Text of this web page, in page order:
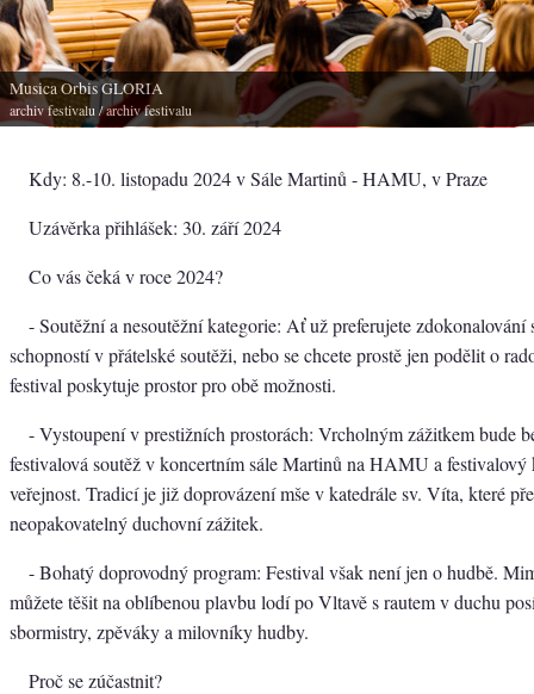
Musica Orbis GLORIA
archiv festivalu / archiv festivalu
Kdy: 8.-10. listopadu 2024 v Sále Martinů - HAMU, v Praze
Uzávěrka přihlášek: 30. září 2024
Co vás čeká v roce 2024?
- Soutěžní a nesoutěžní kategorie: Ať už preferujete zdokonalování
schopností v přátelské soutěži, nebo se chcete prostě jen podělit o
festival poskytuje prostor pro obě možnosti.
- Vystoupení v prestižních prostorách: Vrcholným zážitkem bude
festivalová soutěž v koncertním sále Martinů na HAMU a festivalový
veřejnost. Tradicí je již doprovázení mše v katedrále sv. Víta, které
neopakovatelný duchovní zážitek.
- Bohatý doprovodný program: Festival však není jen o hudbě.
můžete těšit na oblíbenou plavbu lodí po Vltavě s rautem v duchu
sbormistry, zpěváky a milovníky hudby.
Proč se zúčastnit?